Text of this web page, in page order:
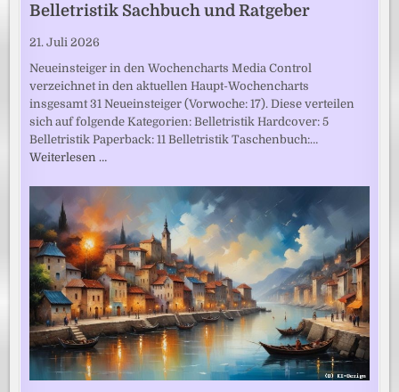
Belletristik Sachbuch und Ratgeber
21. Juli 2026
Neueinsteiger in den Wochencharts Media Control
verzeichnet in den aktuellen Haupt-Wochencharts
insgesamt 31 Neueinsteiger (Vorwoche: 17). Diese verteilen
sich auf folgende Kategorien: Belletristik Hardcover: 5
Belletristik Paperback: 11 Belletristik Taschenbuch:…
Weiterlesen …